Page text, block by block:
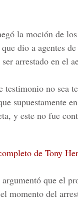
la moción de
dio a agentes
arrestado en el
testimonio no sea
supuestamente
y este no fue
de Tony
que el
momento del